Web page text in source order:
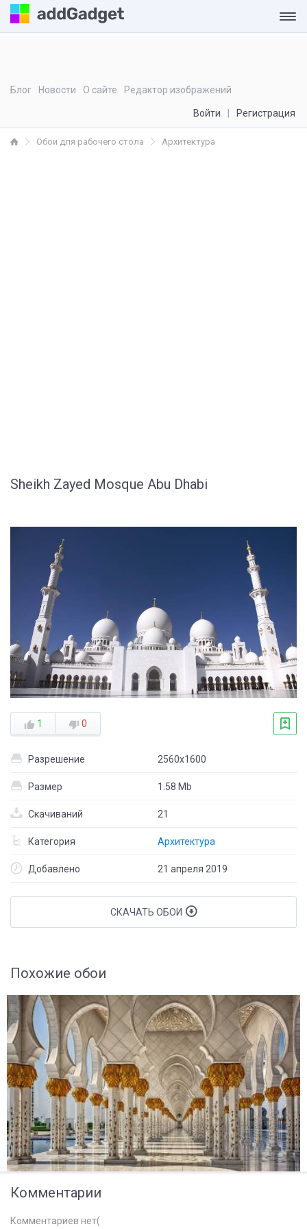
Блог Новости О сайте Редактор изображений
Войти Регистрация
Обои для рабочего стола Архитектура
Sheikh Zayed Mosque Abu Dhabi
1 0
Разрешение 2560x1600
Размер 1.58 Mb
Скачиваний 21
Категория Архитектура
Добавлено 21 апреля 2019
СКАЧАТЬ ОБОИ
Похожие обои
Комментарии
Комментариев нет(